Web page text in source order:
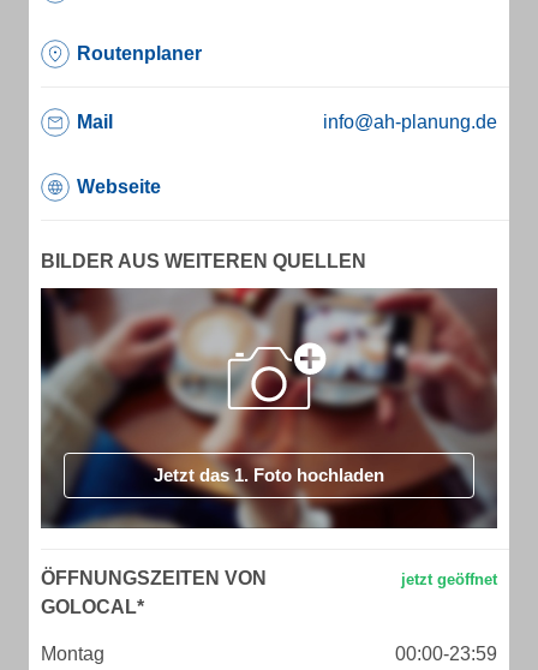
Routenplaner
Mail info@ah-planung.de
Webseite
BILDER AUS WEITEREN QUELLEN
Jetzt das 1. Foto hochladen
ÖFFNUNGSZEITEN VON
GOLOCAL*
Montag 00:00-23:59